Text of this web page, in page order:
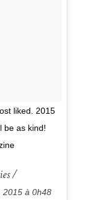
liked. 2015
be as kind!
/
2015 à 0h48